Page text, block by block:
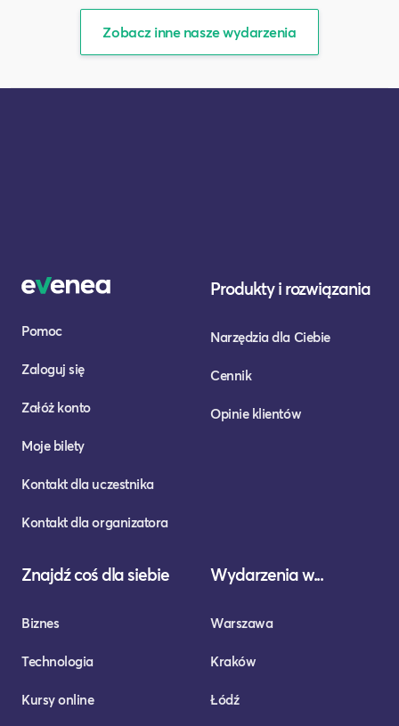
Zobacz inne nasze wydarzenia
Pomoc
Zaloguj się
Załóż konto
Moje bilety
Kontakt dla uczestnika
Kontakt dla organizatora
Produkty i rozwiązania
Narzędzia dla Ciebie
Cennik
Opinie klientów
Znajdź coś dla siebie
Biznes
Technologia
Kursy online
Wydarzenia w...
Warszawa
Kraków
Łódź